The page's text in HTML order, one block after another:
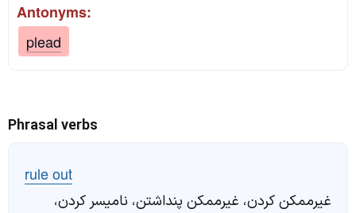
Antonyms:
plead
Phrasal verbs
rule out
غیرممکن کردن، غیرممکن پنداشتن، نامیسر کردن،